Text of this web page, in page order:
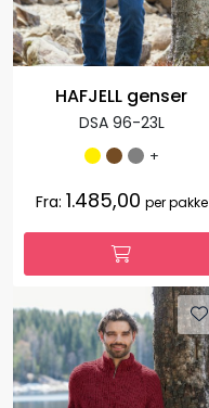
HAFJELL genser
DSA 96-23L
+
Fra: 1.485,00 per pakke